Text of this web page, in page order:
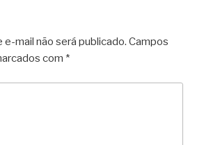
e-mail não será publicado. Campos
com *